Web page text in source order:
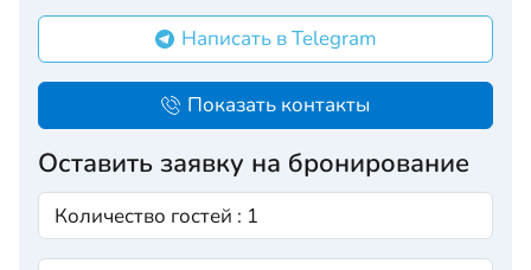
Написать в Telegram
Показать контакты
Оставить заявку на бронирование